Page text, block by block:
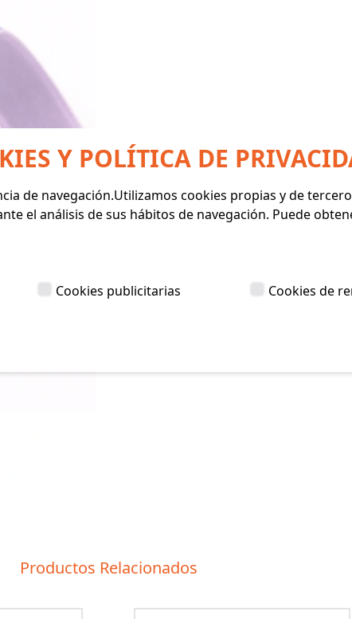
Productos Relacionados
Y POLÍTICA DE
de navegación.Utilizamos cookies propias y de
el análisis de sus hábitos de navegación. Puede
Cookies publicitarias Cookies de